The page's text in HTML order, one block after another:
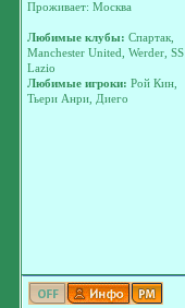
Проживает: Москва
Любимые клубы: Спартак,
Manchester United, Werder, SS
Lazio
Любимые игроки: Рой Кин,
Тьери Анри, Диего